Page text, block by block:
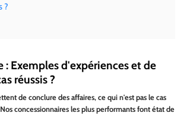
?
: Exemples d'expériences et de
réussis ?
de conclure des affaires, ce qui n'est pas le cas
concessionnaires les plus performants font état de